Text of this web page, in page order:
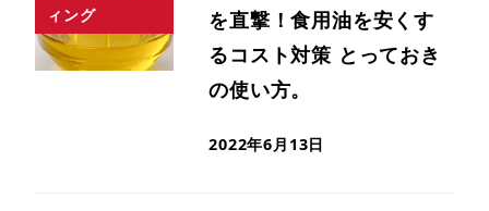
ィング
を直撃！食用油を安くす
るコスト対策 とっておき
の使い方。
2022年6月13日